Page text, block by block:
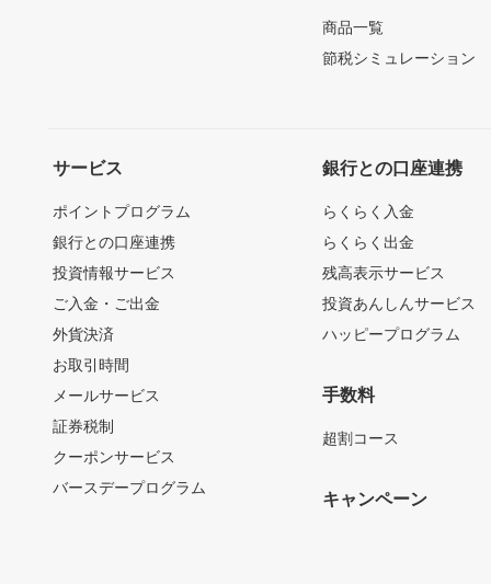
商品一覧
節税シミュレーション
サービス
ポイントプログラム
銀行との口座連携
投資情報サービス
ご入金・ご出金
外貨決済
お取引時間
メールサービス
証券税制
クーポンサービス
バースデープログラム
銀行との口座連携
らくらく入金
らくらく出金
残高表示サービス
投資あんしんサービス
ハッピープログラム
手数料
超割コース
キャンペーン